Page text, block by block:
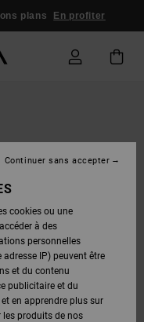
plans En profiter
cookies ou une
à des
personnelles
IP) peuvent être
et du contenu
publicitaire et du
en apprendre plus sur
les produits de nos
Continuer sans accepter